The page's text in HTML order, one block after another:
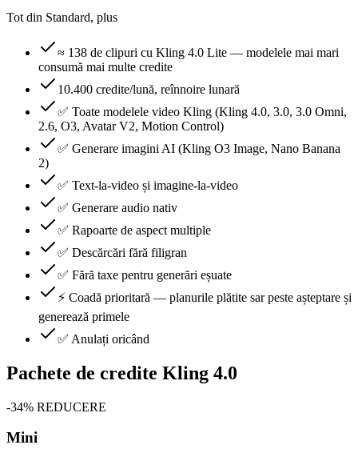
Tot din Standard, plus
≈ 138 de clipuri cu Kling 4.0 Lite — modelele mai mari
consumă mai multe credite
10.400 credite/lună, reînnoire lunară
✅ Toate modelele video Kling (Kling 4.0, 3.0, 3.0 Omni,
2.6, O3, Avatar V2, Motion Control)
✅ Generare imagini AI (Kling O3 Image, Nano Banana
2)
✅ Text-la-video și imagine-la-video
✅ Generare audio nativ
✅ Rapoarte de aspect multiple
✅ Descărcări fără filigran
✅ Fără taxe pentru generări eșuate
⚡ Coadă prioritară — planurile plătite sar peste așteptare și
generează primele
✅ Anulați oricând
Pachete de credite Kling 4.0
-34% REDUCERE
Mini